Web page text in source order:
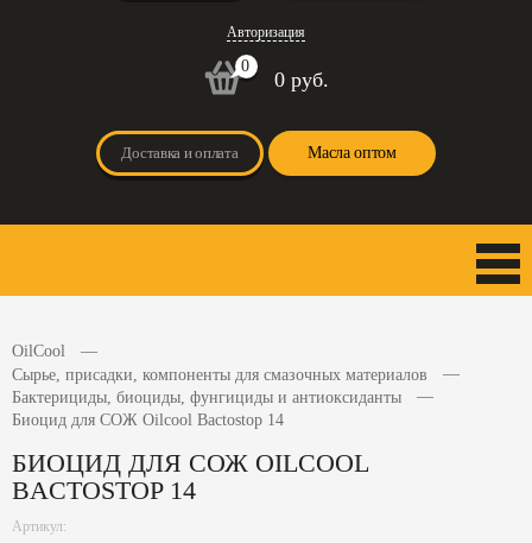
Авторизация
0
0 руб.
Доставка и оплата Масла оптом
OilCool
Сырье, присадки, компоненты для смазочных материалов
Бактерициды, биоциды, фунгициды и антиоксиданты
Биоцид для СОЖ Oilcool Bactostop 14
БИОЦИД ДЛЯ СОЖ OILCOOL
BACTOSTOP 14
Артикул: